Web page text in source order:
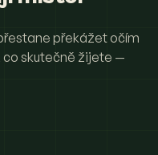
překážet očím
co skutečně žijete —